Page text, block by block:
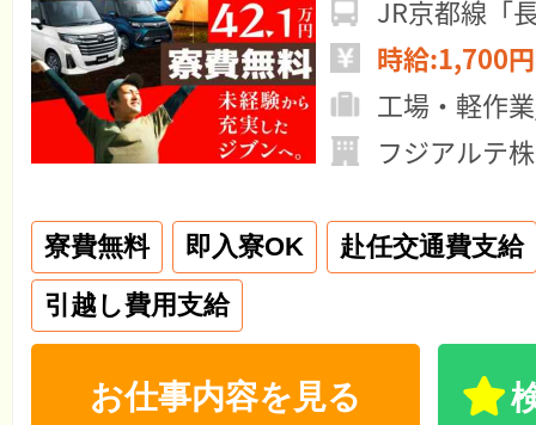
時給:1,700
工場・軽作
フジアルテ
寮費無料 即入寮OK
赴任交通費支給
引越し費用支給
お仕事内容を見る